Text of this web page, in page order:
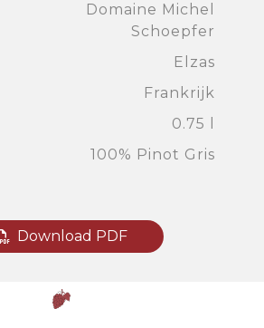
Domaine Michel
Schoepfer
Elzas
Frankrijk
0.75 l
100% Pinot Gris
Download PDF